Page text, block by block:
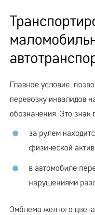
Главное условие,
перевозку инвалидов
обозначения. Это знак
за рулем
физической
в автомобиле
нарушениями
Эмблема жёлтого